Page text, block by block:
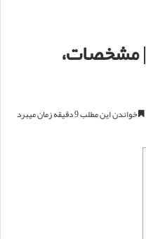
بررسی گوشی آنر 70 | مشخصات،
خواندن این مطلب 9 دقیقه زمان میبرد